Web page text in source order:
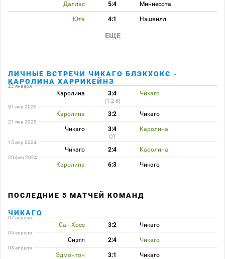
Даллас 5:4 Миннесота
Юта 4:1 Нэшвилл
ЕЩЕ
ЛИЧНЫЕ ВСТРЕЧИ ЧИКАГО БЛЭКХОКС -
КАРОЛИНА ХАРРИКЕЙНЗ
23 января
Каролина 3:4 Чикаго
(1:2 б)
31 янв 2025
Каролина 3:2 Чикаго
21 янв 2025
Чикаго 3:4 Каролина
ОТ
15 апр 2024
Чикаго 2:4 Каролина
20 фев 2024
Каролина 6:3 Чикаго
ПОСЛЕДНИЕ 5 МАТЧЕЙ КОМАНД
ЧИКАГО
07 апреля
Сан-Хосе 3:2 Чикаго
05 апреля
Сиэтл 2:4 Чикаго
03 апреля
Эдмонтон 3:1 Чикаго